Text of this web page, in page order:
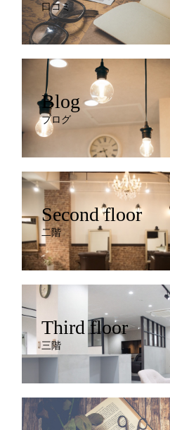
口コミ
Blog
ブログ
Second floor
二階
Third floor
三階